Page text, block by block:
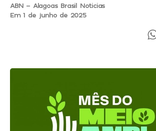
ABN - Alagoas Brasil Noticias
Em 1 de junho de 2025